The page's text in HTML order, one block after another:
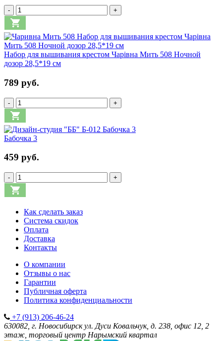
- +
Набор для вышивания крестом Чарівна Мить 508 Ночной
дозор 28,5*19 см
789 руб.
- +
Бабочка 3
459 руб.
- +
Как сделать заказ
Система скидок
Оплата
Доставка
Контакты
О компании
Отзывы о нас
Гарантии
Публичная оферта
Политика конфиденциальности
+7 (913) 206-46-24
630082, г. Новосибирск ул. Дуси Ковальчук, д. 238, офис 12, 2
этаж, торговый центр Нарымский квартал